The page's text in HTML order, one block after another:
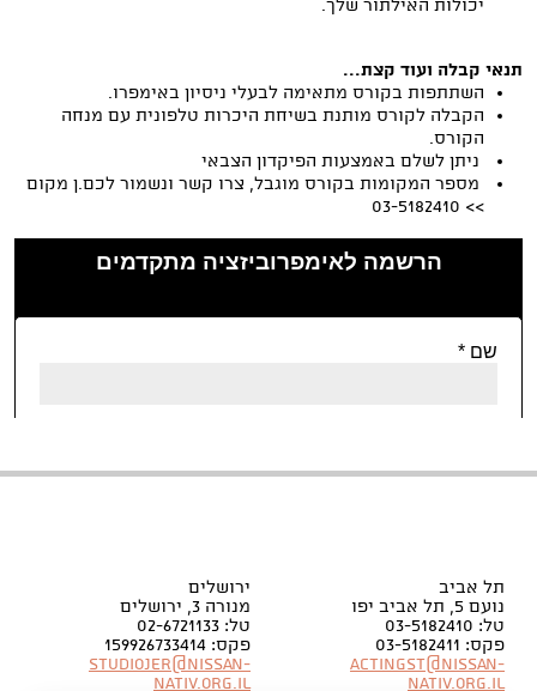
יכולות האילתור שלך.
תנאי קבלה ועוד קצת...
השתתפות בקורס מתאימה לבעלי ניסיון באימפרו.
הקבלה לקורס מותנת בשיחת היכרות טלפונית עם מנחה
הקורס.
ניתן לשלם באמצעות הפיקדון הצבאי
מספר המקומות בקורס מוגבל, צרו קשר ונשמור לכם.ן מקום
>> 03-5182410
תל אביב
נועם 5, תל אביב יפו
טל: 03-5182410
פקס: 03-5182411
Actingst@nissan-
nativ.org.il
ירושלים
מנורה 3, ירושלים
טל: 02-6721133
פקס: 159926733414
Studiojer@nissan-
nativ.org.il